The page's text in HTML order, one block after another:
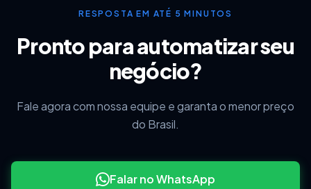
RESPOSTA EM ATÉ 5 MINUTOS
Pronto para automatizar seu
negócio?
Fale agora com nossa equipe e garanta o menor preço
do Brasil.
Falar no WhatsApp